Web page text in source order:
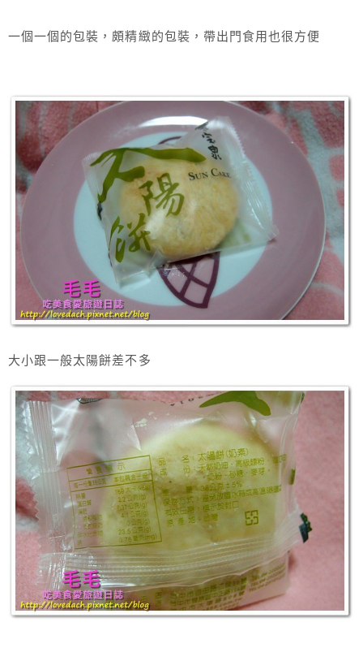
一個一個的包裝，頗精緻的包裝，帶出門食用也很方便
大小跟一般太陽餅差不多